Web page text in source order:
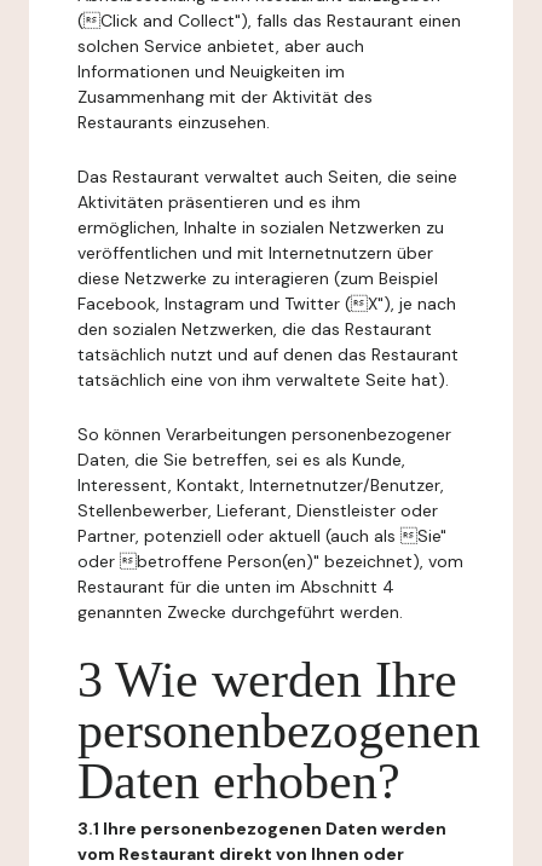
(Click and Collect"), falls das Restaurant einen
solchen Service anbietet, aber auch
Informationen und Neuigkeiten im
Zusammenhang mit der Aktivität des
Restaurants einzusehen.
Das Restaurant verwaltet auch Seiten, die seine
Aktivitäten präsentieren und es ihm
ermöglichen, Inhalte in sozialen Netzwerken zu
veröffentlichen und mit Internetnutzern über
diese Netzwerke zu interagieren (zum Beispiel
Facebook, Instagram und Twitter (X"), je nach
den sozialen Netzwerken, die das Restaurant
tatsächlich nutzt und auf denen das Restaurant
tatsächlich eine von ihm verwaltete Seite hat).
So können Verarbeitungen personenbezogener
Daten, die Sie betreffen, sei es als Kunde,
Interessent, Kontakt, Internetnutzer/Benutzer,
Stellenbewerber, Lieferant, Dienstleister oder
Partner, potenziell oder aktuell (auch als Sie"
oder betroffene Person(en)" bezeichnet), vom
Restaurant für die unten im Abschnitt 4
genannten Zwecke durchgeführt werden.
3 Wie werden Ihre
personenbezogenen
Daten erhoben?
3.1 Ihre personenbezogenen Daten werden
vom Restaurant direkt von Ihnen oder